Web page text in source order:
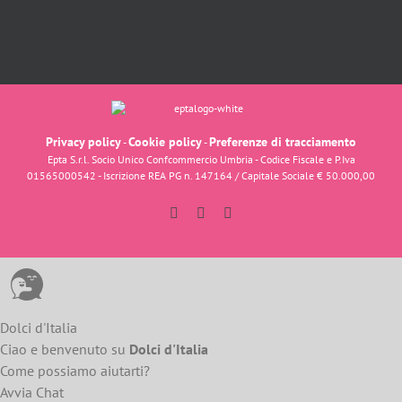
Privacy policy-Cookie policy-Preferenze di tracciamento
Epta S.r.l. Socio Unico Confcommercio Umbria - Codice Fiscale e P.Iva
01565000542 - Iscrizione REA PG n. 147164 / Capitale Sociale € 50.000,00
FacebookInstagram
Dolci d'Italia
Ciao e benvenuto su Dolci d'Italia
Come possiamo aiutarti?
Avvia Chat